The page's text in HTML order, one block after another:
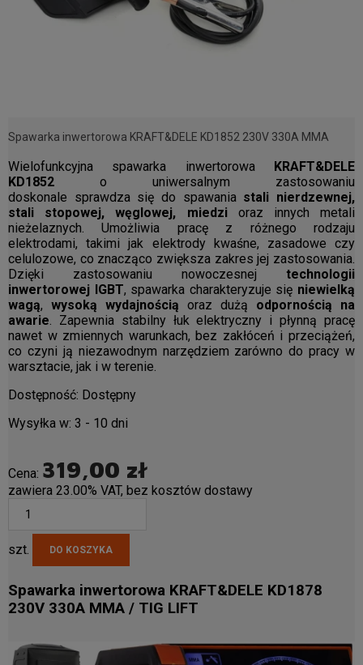
Spawarka inwertorowa KRAFT&DELE KD1852 230V 330A MMA
Wielofunkcyjna spawarka inwertorowa
KRAFT&DELE
KD1852 o uniwersalnym zastosowaniu
doskonale sprawdza się do spawania stali nierdzewnej,
stali stopowej, węglowej, miedzioraz innych metali
nieżelaznych. Umożliwia pracę z różnego rodzaju
elektrodami, takimi jak elektrody kwaśne, zasadowe czy
celulozowe, co znacząco zwiększa zakres jej zastosowania.
Dzięki zastosowaniu nowoczesnej technologii
inwertorowej IGBT, spawarka charakteryzuje się niewielką
wagą, wysoką wydajnością oraz dużą odpornością na
awarie. Zapewnia stabilny łuk elektryczny i płynną pracę
nawet w zmiennych warunkach, bez zakłóceń i przeciążeń,
co czyni ją niezawodnym narzędziem zarówno do pracy w
warsztacie, jak i w terenie.
Dostępność: Dostępny
Wysyłka w: 3 - 10 dni
Cena: 319,00 zł
zawiera 23.00% VAT, bez kosztów dostawy
szt. DO KOSZYKA
Spawarka inwertorowa KRAFT&DELE KD1878
230V 330A MMA / TIG LIFT